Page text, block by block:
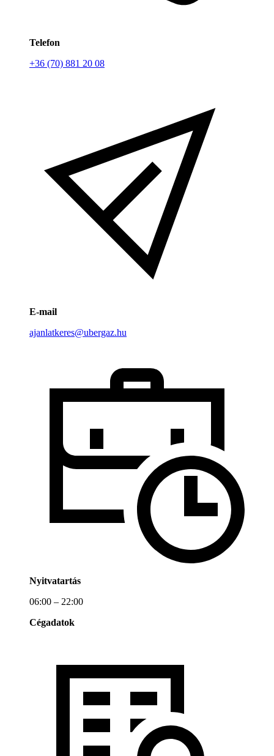
Telefon
+36 (70) 881 20 08
E-mail
ajanlatkeres@ubergaz.hu
Nyitvatartás
06:00 – 22:00
Cégadatok